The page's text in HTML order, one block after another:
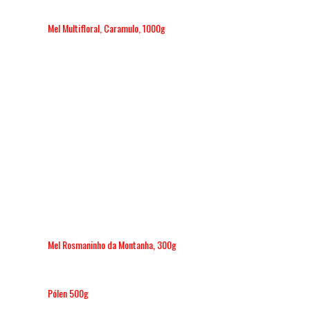
Mel Multifloral, Caramulo, 1000g
Mel Rosmaninho da Montanha, 300g
Pólen 500g